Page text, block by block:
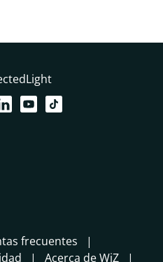
frecuentes
Acerca de WiZ